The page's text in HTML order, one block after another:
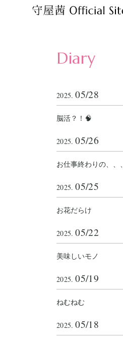
Diary
2025. 05/28
脳活？！🧠
2025. 05/26
お仕事終わりの、、、
2025. 05/25
お花だらけ
2025. 05/22
美味しいモノ
2025. 05/19
ねむねむ
2025. 05/18